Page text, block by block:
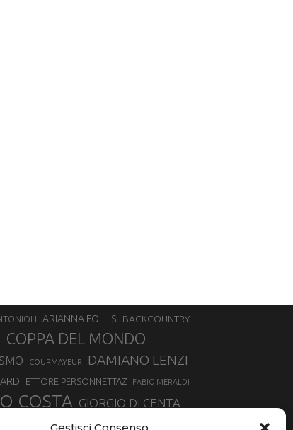
ARIANNA FOLLIS
BACKCOUNTRY
COPPA DEL MONDO
COURMAYEUR DAMIANO LENZI
ETTORE PERSONNETTAZ FABIO MERALDI
COSTA GIORGIO DI CENTA
LUCA MATTEOTTI MADONNA DI CAMPIGLIO